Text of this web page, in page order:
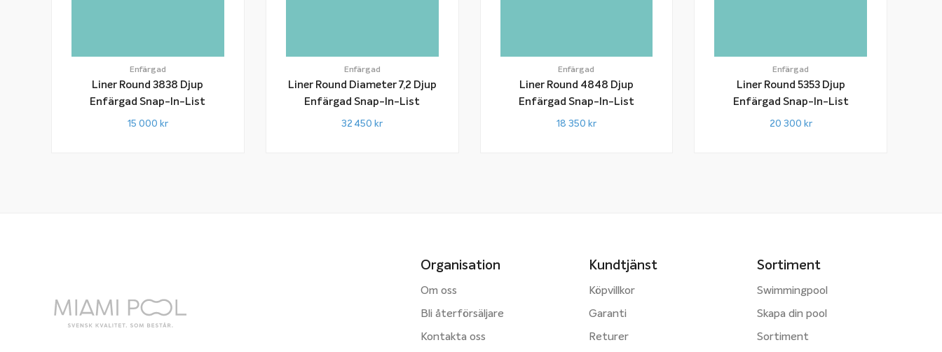
Enfärgad
Liner Round 3838 Djup
Enfärgad Snap-In-List
15 000 kr
Enfärgad
Liner Round Diameter 7,2 Djup
Enfärgad Snap-In-List
32 450 kr
Enfärgad
Liner Round 4848 Djup
Enfärgad Snap-In-List
18 350 kr
Enfärgad
Liner Round 5353 Djup
Enfärgad Snap-In-List
20 300 kr
Sortiment
Swimmingpool
Skapa din pool
Sortiment
Kundtjänst
Köpvillkor
Garanti
Returer
Organisation
Om oss
Bli återförsäljare
Kontakta oss